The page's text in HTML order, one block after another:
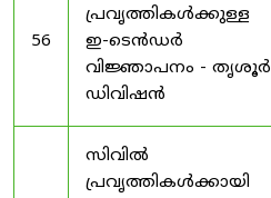
56
പ്രവൃത്തികൾക്കുള്ള
ഇ-ടെൻഡർ
വിജ്ഞാപനം - തൃശൂർ
ഡിവിഷൻ
സിവിൽ
പ്രവൃത്തികൾക്കായി